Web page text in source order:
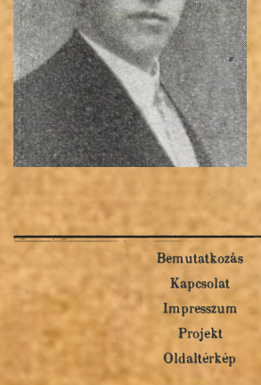
Bemutatkozás
Kapcsolat
Impresszum
Projekt
Oldaltérkép